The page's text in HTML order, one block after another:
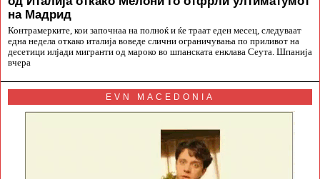
на Мадрид
Контрамерките, кои започнаа на полноќ и ќе траат еден месец, следуваат
една недела откако италија воведе слични ограничувања по приливот на
десетици илјади мигранти од мароко во шпанската енклава Сеута. Шпанија
вчера
EVN MACEDONIA